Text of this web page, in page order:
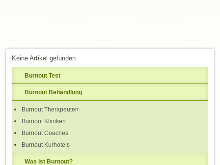
Keine Artikel gefunden
Burnout Test
Burnout Behandlung
Burnout Therapeuten
Burnout Kliniken
Burnout Coaches
Burnout Kurhotels
Was ist Burnout?